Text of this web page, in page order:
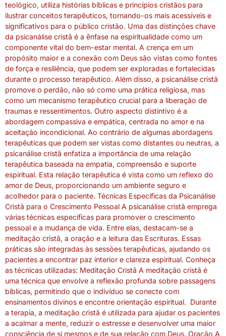
teológico, utiliza histórias bíblicas e princípios cristãos para
ilustrar conceitos terapêuticos, tornando-os mais acessíveis e
significativos para o público cristão. Uma das distinções chave
da psicanálise cristã é a ênfase na espiritualidade como um
componente vital do bem-estar mental. A crença em um
propósito maior e a conexão com Deus são vistas como fontes
de força e resiliência, que podem ser exploradas e fortalecidas
durante o processo terapêutico. Além disso, a psicanálise cristã
promove o perdão, não só como uma prática religiosa, mas
como um mecanismo terapêutico crucial para a liberação de
traumas e ressentimentos. Outro aspecto distintivo é a
abordagem compassiva e empática, centrada no amor e na
aceitação incondicional. Ao contrário de algumas abordagens
terapêuticas que podem ser vistas como distantes ou neutras, a
psicanálise cristã enfatiza a importância de uma relação
terapêutica baseada na empatia, compreensão e suporte
espiritual. Esta relação terapêutica é vista como um reflexo do
amor de Deus, proporcionando um ambiente seguro e
acolhedor para o paciente. Técnicas Específicas da Psicanálise
Cristã para o Crescimento Pessoal A psicanálise cristã emprega
várias técnicas específicas para promover o crescimento
pessoal e a mudança de vida. Entre elas, destacam-se a
meditação cristã, a oração e a leitura das Escrituras. Essas
práticas são integradas às sessões terapêuticas, ajudando os
pacientes a encontrar paz interior e clareza espiritual. Conheça
as técnicas utilizadas: Meditação Cristã A meditação cristã é
uma técnica que envolve a reflexão profunda sobre passagens
bíblicas, permitindo que o indivíduo se conecte com
ensinamentos divinos e encontre orientação espiritual. Durante
a terapia, a meditação cristã é utilizada para ajudar os pacientes
a acalmar a mente, reduzir o estresse e desenvolver uma maior
consciência de si mesmos e de sua relação com Deus. Oração A